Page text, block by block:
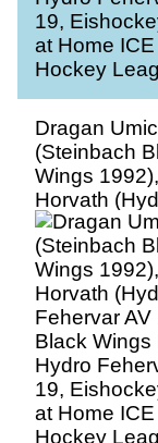
Dragan
(Steinbach
Wings
Horvath
Fehervar AV
Black Wings
Hydro
19,
at Home ICE
Hockey